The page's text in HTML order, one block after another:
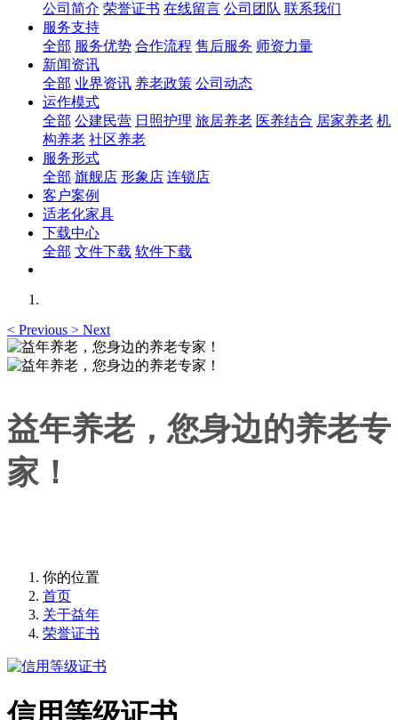
公司简介 荣誉证书 在线留言 公司团队 联系我们
服务支持
全部 服务优势 合作流程 售后服务 师资力量
新闻资讯
全部 业界资讯 养老政策 公司动态
运作模式
全部 公建民营 日照护理 旅居养老 医养结合 居家养老 机
构养老 社区养老
服务形式
全部 旗舰店 形象店 连锁店
客户案例
适老化家具
下载中心
全部 文件下载 软件下载
< Previous > Next
益年养老，您身边的养老专
家！
你的位置
首页
关于益年
荣誉证书